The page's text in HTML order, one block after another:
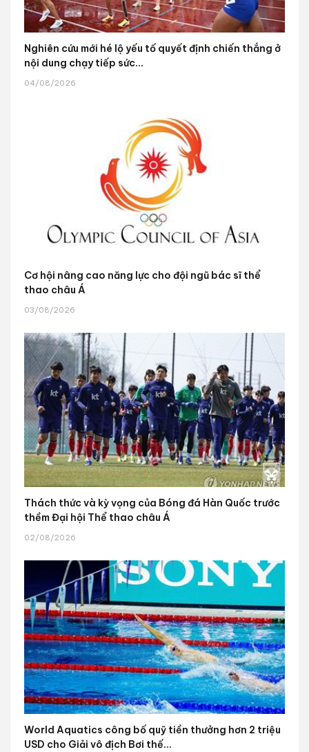
Nghiên cứu mới hé lộ yếu tố quyết định chiến thắng ở
nội dung chạy tiếp sức...
04/08/2026
Cơ hội nâng cao năng lực cho đội ngũ bác sĩ thể
thao châu Á
03/08/2026
Thách thức và kỳ vọng của Bóng đá Hàn Quốc trước
thềm Đại hội Thể thao châu Á
02/08/2026
World Aquatics công bố quỹ tiền thưởng hơn 2 triệu
USD cho Giải vô địch Bơi thế...